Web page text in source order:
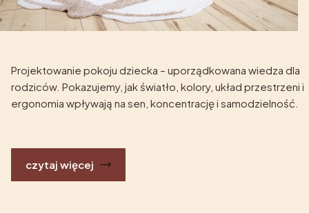
Projektowanie pokoju dziecka – uporządkowana wiedza dla
rodziców. Pokazujemy, jak światło, kolory, układ przestrzeni i
ergonomia wpływają na sen, koncentrację i samodzielność.
czytaj więcej